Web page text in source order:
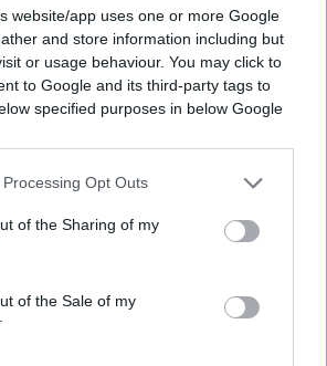
website/app uses one or more Google
and store information including but
or usage behaviour. You may click to
to Google and its third-party tags to
specified purposes in below Google
Opt Outs
of the Sharing of my
of the Sale of my
riducendo l’offerta di Ether.
introdotto ilpassaggio al proof
di Ether è diminuita di circa
a circa $110 milioni di valore di
più scarso.
possiedono anche il 63% di
un elevato grado di
come con Bitcoin.